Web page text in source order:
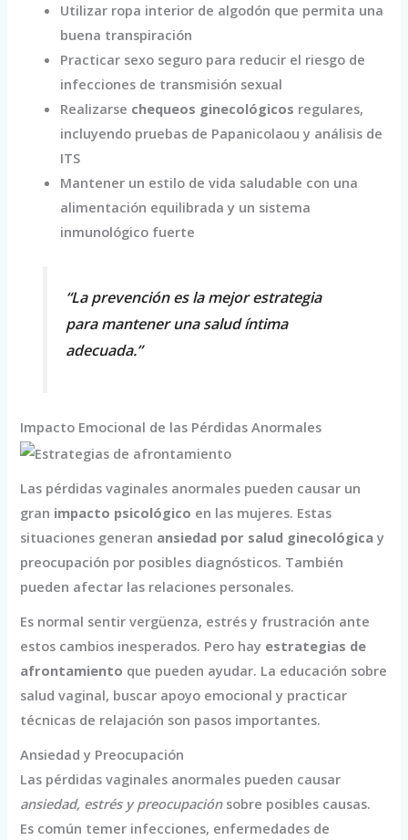
Utilizar ropa interior de algodón que permita una
buena transpiración
Practicar sexo seguro para reducir el riesgo de
infecciones de transmisión sexual
Realizarse chequeos ginecológicos regulares,
incluyendo pruebas de Papanicolaou y análisis de
ITS
Mantener un estilo de vida saludable con una
alimentación equilibrada y un sistema
inmunológico fuerte
“La prevención es la mejor estrategia
para mantener una salud íntima
adecuada.”
Impacto Emocional de las Pérdidas Anormales
Las pérdidas vaginales anormales pueden causar un
gran impacto psicológico en las mujeres. Estas
situaciones generan ansiedad por salud ginecológica y
preocupación por posibles diagnósticos. También
pueden afectar las relaciones personales.
Es normal sentir vergüenza, estrés y frustración ante
estos cambios inesperados. Pero hay estrategias de
afrontamiento que pueden ayudar. La educación sobre
salud vaginal, buscar apoyo emocional y practicar
técnicas de relajación son pasos importantes.
Ansiedad y Preocupación
Las pérdidas vaginales anormales pueden causar
ansiedad, estrés y preocupaciónsobre posibles causas.
Es común temer infecciones, enfermedades de